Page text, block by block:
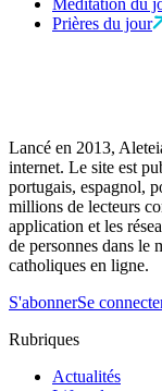
Prières du jour
Lancé en 2013,
internet. Le site est
portugais, espagnol,
millions de lecteurs
application et les
de personnes dans le
catholiques en ligne.
S'abonnerSe
Rubriques
Actualités